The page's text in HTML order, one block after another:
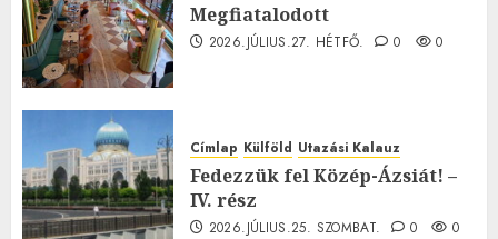
Megfiatalodott
2026.JÚLIUS.27. HÉTFŐ. 0 0
Címlap Külföld Utazási Kalauz
Fedezzük fel Közép-Ázsiát! –
IV. rész
2026.JÚLIUS.25. SZOMBAT. 0 0